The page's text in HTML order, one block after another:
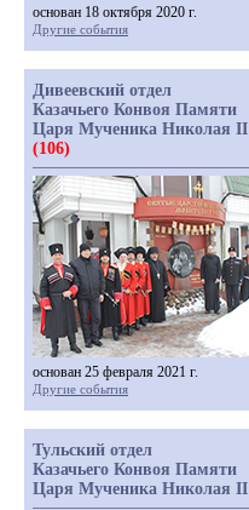
основан 18 октября 2020 г.
Другие события
Дивеевский отдел
Казачьего Конвоя Памяти
Царя Мученика Николая II
(106)
основан 25 февраля 2021 г.
Другие события
Тульский отдел
Казачьего Конвоя Памяти
Царя Мученика Николая II